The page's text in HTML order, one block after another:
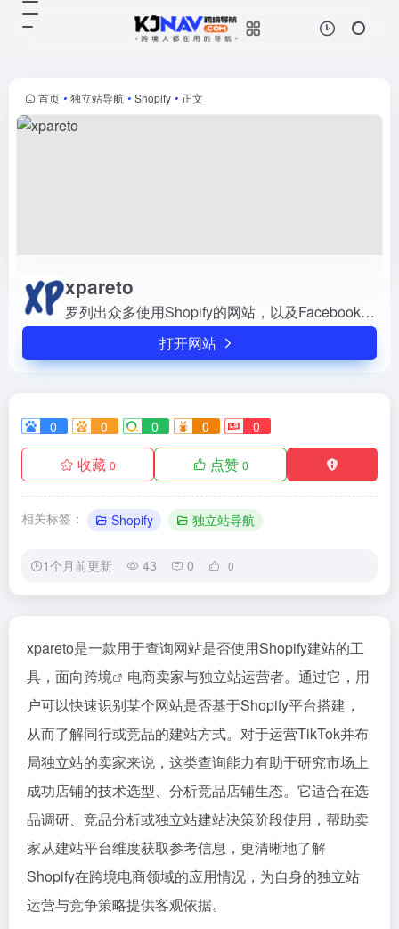
首页 • 独立站导航 • Shopify • 正文
xpareto
罗列出众多使用Shopify的网站，以及Facebook的查询
打开网站
0 0 0 0 0
收藏 0 点赞 0
相关标签： Shopify 独立站导航
1个月前更新 43 0 0
xpareto是一款用于查询网站是否使用Shopify建站的工
具，面向跨境
电商卖家与独立站运营者。通过它，用
户可以快速识别某个网站是否基于Shopify平台搭建，
从而了解同行或竞品的建站方式。对于运营TikTok并布
局独立站的卖家来说，这类查询能力有助于研究市场上
成功店铺的技术选型、分析竞品店铺生态。它适合在选
品调研、竞品分析或独立站建站决策阶段使用，帮助卖
家从建站平台维度获取参考信息，更清晰地了解
Shopify在跨境电商领域的应用情况，为自身的独立站
运营与竞争策略提供客观依据。